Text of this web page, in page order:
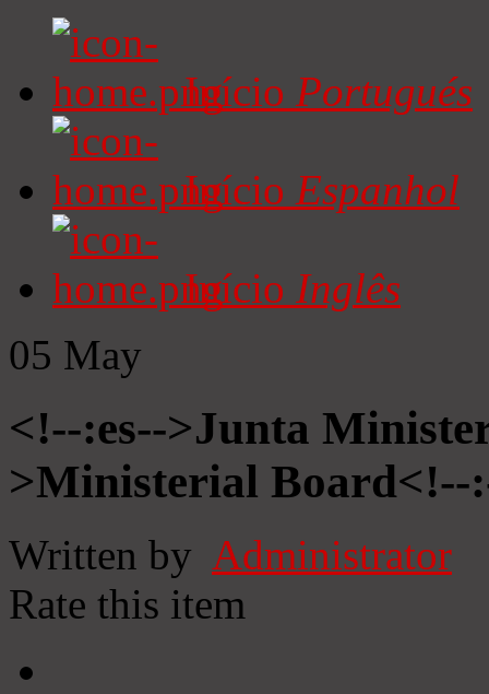
Início Portugués
Início Espanhol
Início Inglês
05 May
<!--:es-->Junta
>Ministerial Board<!--
Written by Administrator
Rate this item